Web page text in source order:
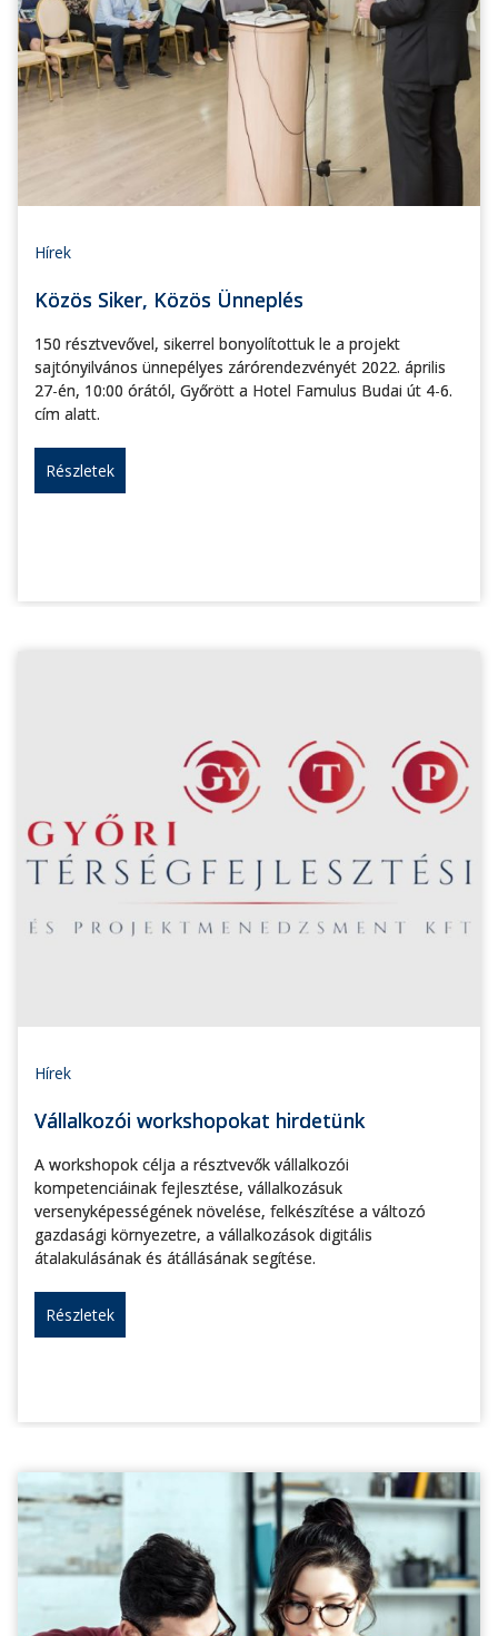
Hírek
Közös Siker, Közös Ünneplés
150 résztvevővel, sikerrel bonyolítottuk le a projekt
sajtónyilvános ünnepélyes zárórendezvényét 2022. április
27-én, 10:00 órától, Győrött a Hotel Famulus Budai út 4-6.
cím alatt.
Részletek
Hírek
Vállalkozói workshopokat hirdetünk
A workshopok célja a résztvevők vállalkozói
kompetenciáinak fejlesztése, vállalkozásuk
versenyképességének növelése, felkészítése a változó
gazdasági környezetre, a vállalkozások digitális
átalakulásának és átállásának segítése.
Részletek